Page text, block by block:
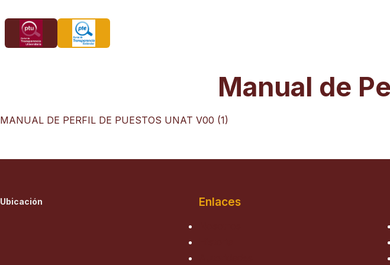
al
contenido
Manual de
MANUAL DE PERFIL DE PUESTOS UNAT V00 (1)
Ubicación Enlaces